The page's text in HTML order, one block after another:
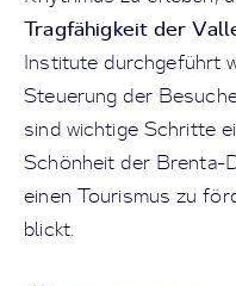
Tragfähigkeit der
Institute durchgeführt
Steuerung der
sind wichtige Schritte
Schönheit der Brenta-
einen Tourismus zu
blickt.